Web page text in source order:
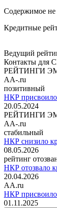
Содержимое не
Кредитные
Ведущий
Контакты для
РЕЙТИНГИ
AA-.ru
позитивный
НКР
20.05.2024
РЕЙТИНГИ
AA-.ru
стабильный
НКР снизило
08.05.2026
рейтинг
НКР отозвало
20.04.2026
AA.ru
НКР
01.11.2025